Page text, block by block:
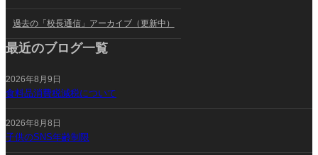
過去の「校長通信」アーカイブ（更新中）
最近のブログ一覧
2026年8月9日
食料品消費税減税について
2026年8月8日
子供のSNS年齢制限